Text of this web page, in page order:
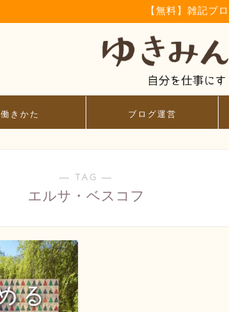
【無料】雑記ブ
働きかた ブログ運営
― TAG ―
エルサ・ベスコフ